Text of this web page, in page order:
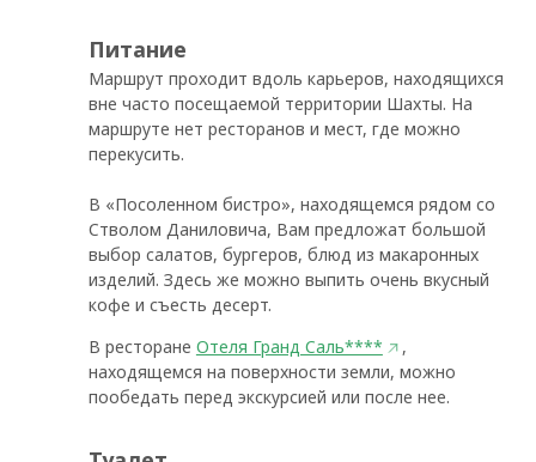
Питание
Маршрут проходит вдоль карьеров, находящихся
вне часто посещаемой территории Шахты. На
маршруте нет ресторанов и мест, где можно
перекусить.
В «Посоленном бистро», находящемся рядом со
Стволом Даниловича, Вам предложат большой
выбор салатов, бургеров, блюд из макаронных
изделий. Здесь же можно выпить очень вкусный
кофе и съесть десерт.
В ресторане Oтеля Гранд Саль****
,
находящемся на поверхности земли, можно
пообедать перед экскурсией или после нее.